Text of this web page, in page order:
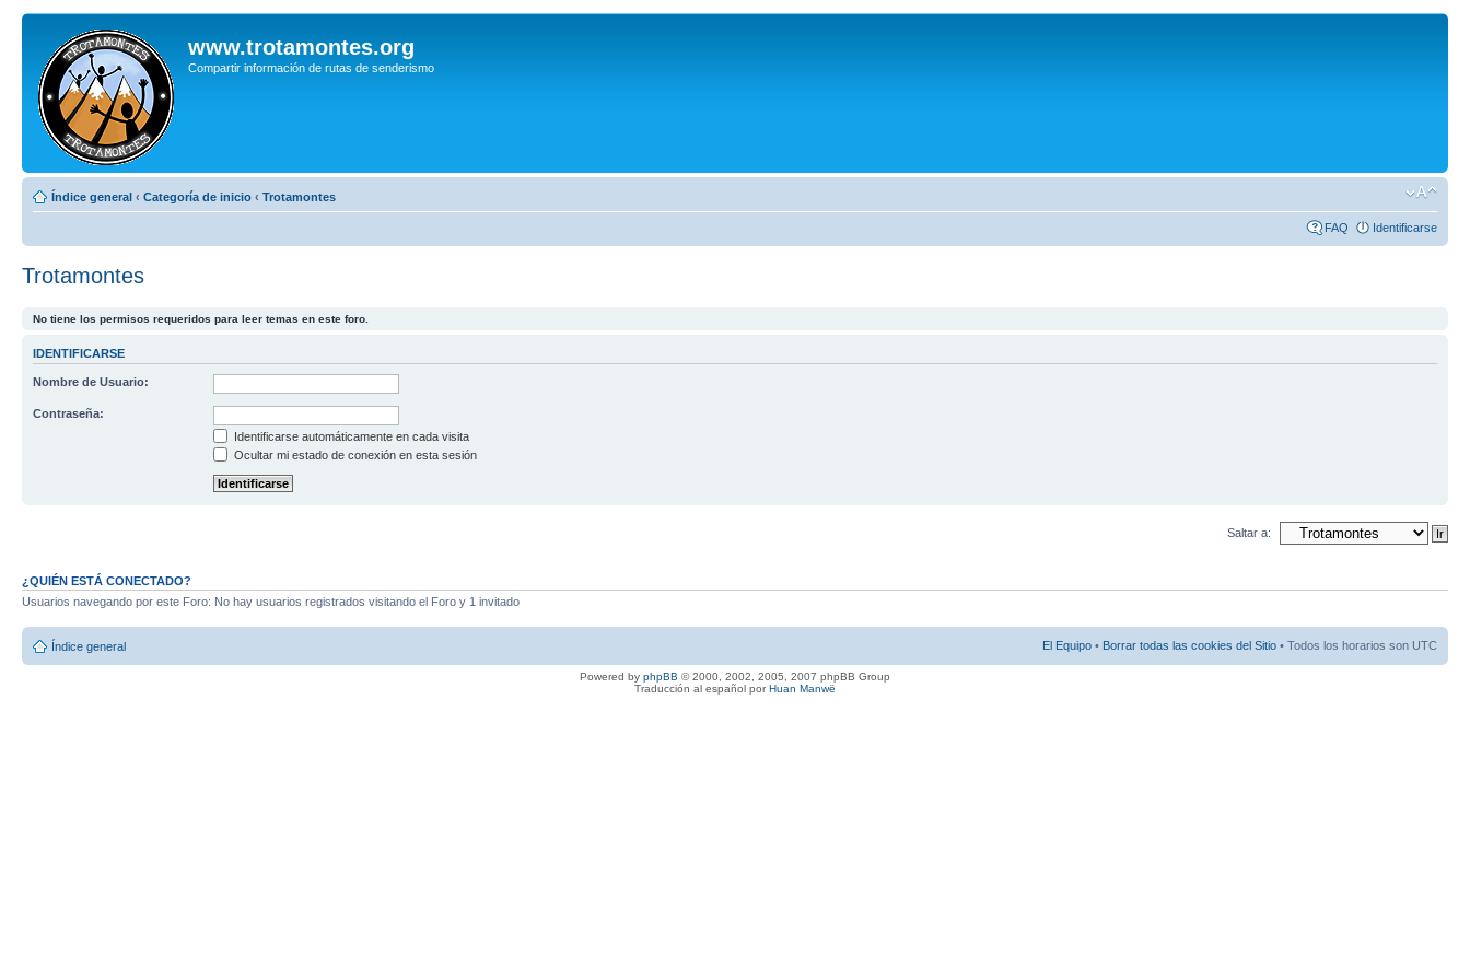
www.trotamontes.org
Compartir información de rutas de senderismo
Índice general ‹ Categoría de inicio ‹ Trotamontes
FAQ Identificarse
Trotamontes
No tiene los permisos requeridos para leer temas en este foro.
IDENTIFICARSE
Nombre de Usuario:
Contraseña:
Identificarse automáticamente en cada visita
Ocultar mi estado de conexión en esta sesión
Saltar a:
¿QUIÉN ESTÁ CONECTADO?
Usuarios navegando por este Foro: No hay usuarios registrados visitando el Foro y 1 invitado
Índice general El Equipo • Borrar todas las cookies del Sitio • Todos los horarios son UTC
Powered by phpBB © 2000, 2002, 2005, 2007 phpBB Group
Traducción al español porHuan Manwë